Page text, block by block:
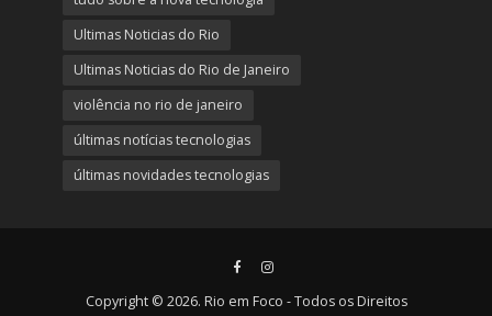
Ultimas Noticias do Rio
Ultimas Noticias do Rio de Janeiro
violência no rio de janeiro
últimas notícias tecnologias
últimas novidades tecnologias
Copyright © 2026. Rio em Foco - Todos os Direitos